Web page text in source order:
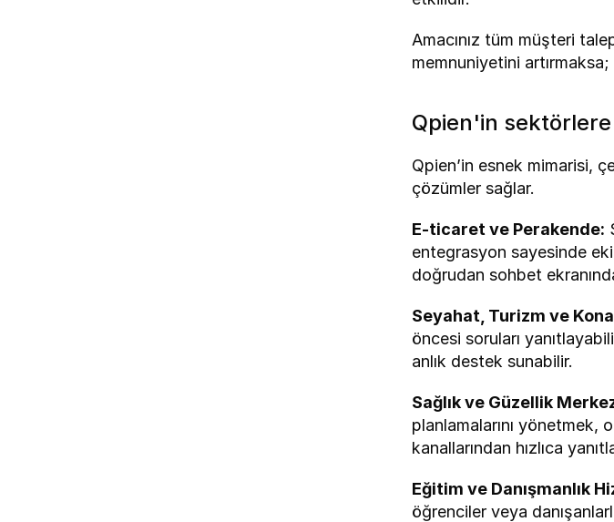
Amacınız tüm müşteri
memnuniyetini
Qpien'in sektörlere
Qpien’in esnek mimarisi,
çözümler sağlar.
E-ticaret ve Perakende:
entegrasyon sayesinde
doğrudan sohbet
Seyahat, Turizm ve
öncesi soruları
anlık destek sunabilir.
Sağlık ve Güzellik
planlamalarını
kanallarından hızlıca
Eğitim ve Danışmanlık
öğrenciler veya